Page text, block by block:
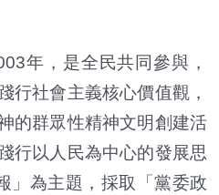
年，是全民共同參與，
行社會主義核心價值觀，
的群眾性精神文明創建活
行以人民為中心的發展思
」為主題，採取「黨委政